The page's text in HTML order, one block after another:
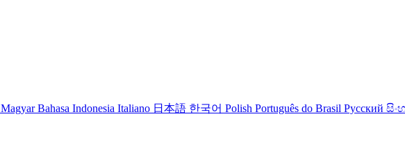
Magyar Bahasa Indonesia Italiano 日本語 한국어 Polish Português do Brasil Русский